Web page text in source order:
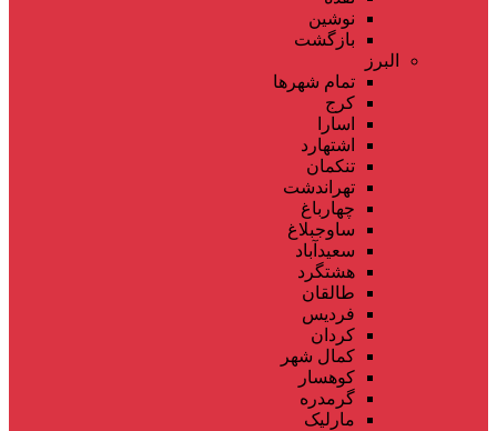
نوشین
بازگشت
البرز
تمام شهر‌ها
کرج
اسارا
اشتهارد
تنکمان
تهراندشت
چهارباغ
ساوجبلاغ
سعیدآباد
هشتگرد
طالقان
فردیس
کردان
کمال شهر
کوهسار
گرمدره
مارلیک